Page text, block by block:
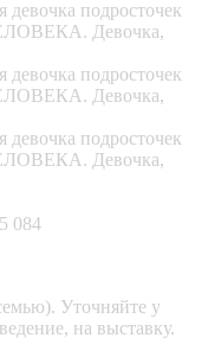
084
Уточняйте у
на выставку.